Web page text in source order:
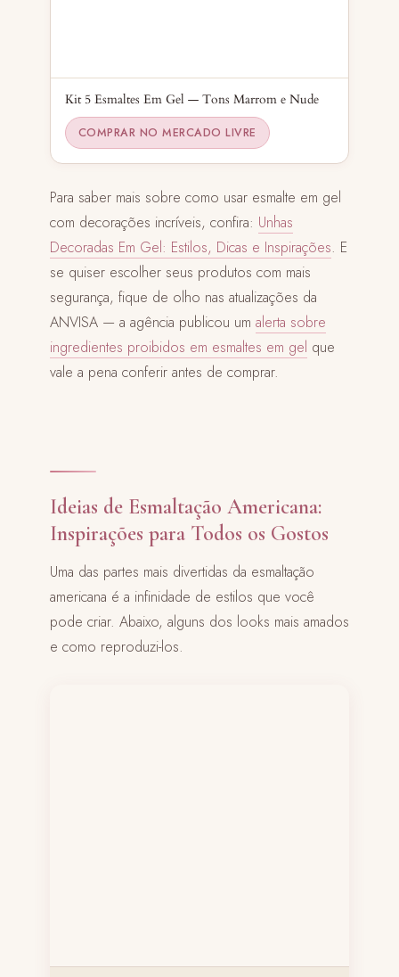
Kit 5 Esmaltes Em Gel — Tons Marrom e Nude
COMPRAR NO MERCADO LIVRE
Para saber mais sobre como usar esmalte em gel
com decorações incríveis, confira: Unhas
Decoradas Em Gel: Estilos, Dicas e Inspirações. E
se quiser escolher seus produtos com mais
segurança, fique de olho nas atualizações da
ANVISA — a agência publicou um alerta sobre
ingredientes proibidos em esmaltes em gel que
vale a pena conferir antes de comprar.
Ideias de Esmaltação Americana:
Inspirações para Todos os Gostos
Uma das partes mais divertidas da esmaltação
americana é a infinidade de estilos que você
pode criar. Abaixo, alguns dos looks mais amados
e como reproduzi-los.